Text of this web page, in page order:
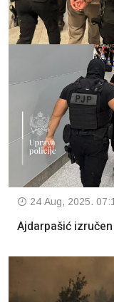
24 Aug, 2025.
Ajdarpašić